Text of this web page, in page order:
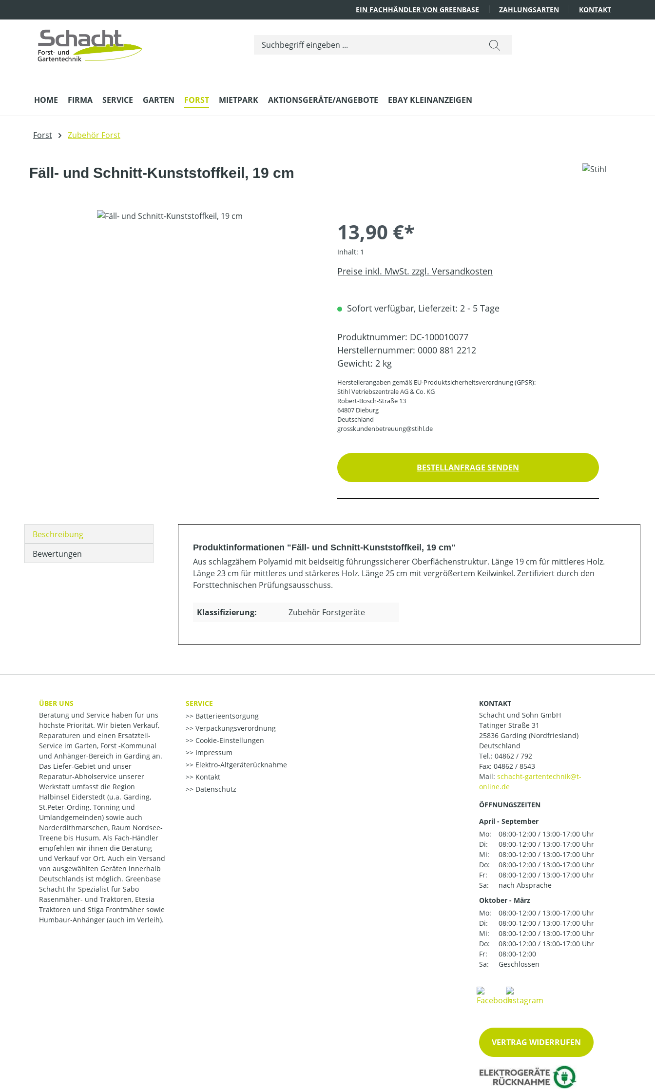
EIN FACHHÄNDLER VON GREENBASE ZAHLUNGSARTEN KONTAKT
HOME FIRMA SERVICE GARTEN FORST MIETPARK AKTIONSGERÄTE/ANGEBOTE EBAY KLEINANZEIGEN
Forst Zubehör Forst
Fäll- und Schnitt-Kunststoffkeil, 19 cm
Bildergalerie überspringen
13,90 €*
Inhalt: 1
Preise inkl. MwSt. zzgl. Versandkosten
Sofort verfügbar, Lieferzeit: 2 - 5 Tage
Produktnummer: DC-100010077
Herstellernummer: 0000 881 2212
Gewicht: 2 kg
Herstellerangaben gemäß EU-Produktsicherheitsverordnung (GPSR):
Stihl Vetriebszentrale AG & Co. KG
Robert-Bosch-Straße 13
64807 Dieburg
Deutschland
grosskundenbetreuung@stihl.de
BESTELLANFRAGE SENDEN
Beschreibung
Bewertungen
Produktinformationen "Fäll- und Schnitt-Kunststoffkeil, 19 cm"
Aus schlagzähem Polyamid mit beidseitig führungssicherer Oberflächenstruktur. Länge 19 cm für mittleres Holz.
Länge 23 cm für mittleres und stärkeres Holz. Länge 25 cm mit vergrößertem Keilwinkel. Zertifiziert durch den
Forsttechnischen Prüfungsausschuss.
Klassifizierung: Zubehör Forstgeräte
ÜBER UNS
Beratung und Service haben für uns
höchste Priorität. Wir bieten Verkauf,
Reparaturen und einen Ersatzteil-
Service im Garten, Forst -Kommunal
und Anhänger-Bereich in Garding an.
Das Liefer-Gebiet und unser
Reparatur-Abholservice unserer
Werkstatt umfasst die Region
Halbinsel Eiderstedt (u.a. Garding,
St.Peter-Ording, Tönning und
Umlandgemeinden) sowie auch
Norderdithmarschen, Raum Nordsee-
Treene bis Husum. Als Fach-Händler
empfehlen wir ihnen die Beratung
und Verkauf vor Ort. Auch ein Versand
von ausgewählten Geräten innerhalb
Deutschlands ist möglich. Greenbase
Schacht Ihr Spezialist für Sabo
Rasenmäher- und Traktoren, Etesia
Traktoren und Stiga Frontmäher sowie
Humbaur-Anhänger (auch im Verleih).
SERVICE
Batterieentsorgung
Verpackungsverordnung
Cookie-Einstellungen
Impressum
Elektro-Altgeräterücknahme
Kontakt
Datenschutz
KONTAKT
Schacht und Sohn GmbH
Tatinger Straße 31
25836 Garding (Nordfriesland)
Deutschland
Tel.: 04862 / 792
Fax: 04862 / 8543
Mail:
ÖFFNUNGSZEITEN
April - September
Mo:
08:00-12:00 / 13:00-17:00 Uhr
Di:
08:00-12:00 / 13:00-17:00 Uhr
Mi:
08:00-12:00 / 13:00-17:00 Uhr
Do:
08:00-12:00 / 13:00-17:00 Uhr
Fr:
08:00-12:00 / 13:00-17:00 Uhr
Sa:
nach Absprache
Oktober - März
Mo:
08:00-12:00 / 13:00-17:00 Uhr
Di:
08:00-12:00 / 13:00-17:00 Uhr
Mi:
08:00-12:00 / 13:00-17:00 Uhr
Do:
08:00-12:00 / 13:00-17:00 Uhr
Fr:
08:00-12:00
Sa:
Geschlossen
VERTRAG WIDERRUFEN